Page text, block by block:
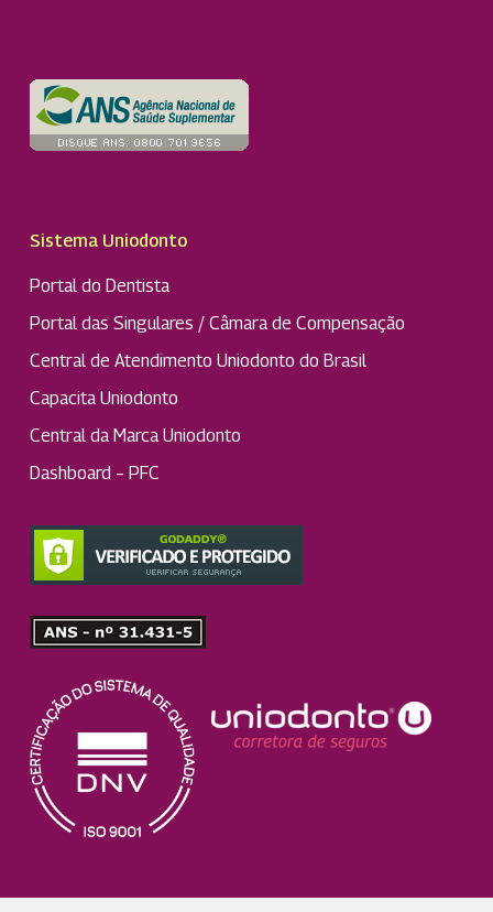
Sistema Uniodonto
Portal do Dentista
Portal das Singulares / Câmara de Compensação
Central de Atendimento Uniodonto do Brasil
Capacita Uniodonto
Central da Marca Uniodonto
Dashboard – PFC